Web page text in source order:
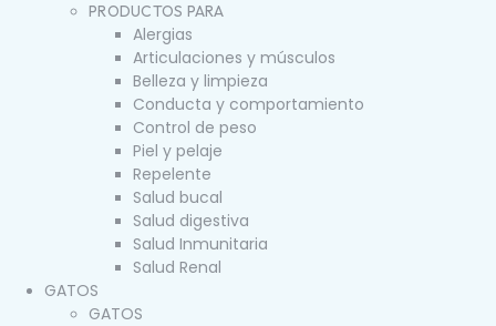
PRODUCTOS PARA
Alergias
Articulaciones y músculos
Belleza y limpieza
Conducta y comportamiento
Control de peso
Piel y pelaje
Repelente
Salud bucal
Salud digestiva
Salud Inmunitaria
Salud Renal
GATOS
GATOS